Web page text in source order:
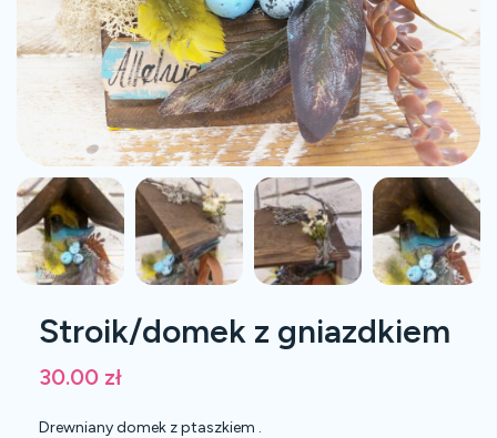
Stroik/domek z gniazdkiem
30.00 zł
Drewniany domek z ptaszkiem .